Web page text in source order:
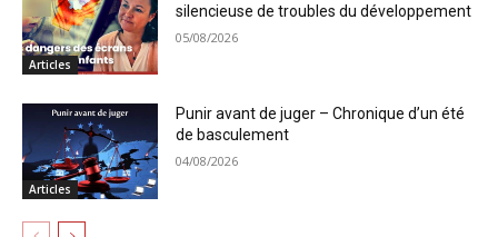
Articles
silencieuse de troubles du développement
05/08/2026
Articles
Punir avant de juger – Chronique d’un été
de basculement
04/08/2026